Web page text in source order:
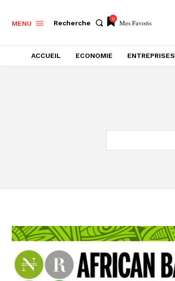
MENU Recherche
0 Mes Favoris
ACCUEIL ECONOMIE ENTREPRISES